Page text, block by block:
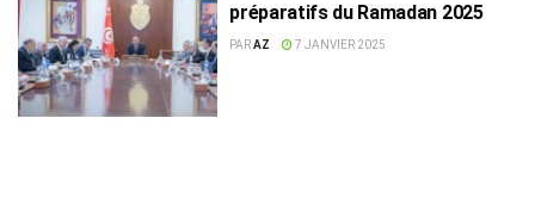
préparatifs du Ramadan 2025
PARAZ 7 JANVIER 2025